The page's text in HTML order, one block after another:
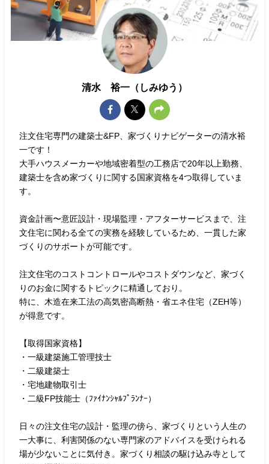
清水 裕一（しみゆう）
注文住宅専門の建築士&FP、家づくりナビゲーターの清水裕
一です！
大手ハウスメーカーや地域密着型の工務店で20年以上勤務、
建築士を含め家づくりに関する国家資格を4つ取得していま
す。
資金計画〜意匠設計・現場監理・アフターサービスまで、注
文住宅に関わる全ての実務を経験しているため、一貫した家
づくりのサポートが可能です。
注文住宅のコストコントロールやコストダウンなど、家づく
りのお金に関するトピックに精通しており。
特に、木造在来工法の高気密高断熱・省エネ住宅（ZEH等）
が得意です。
【取得国家資格】
・一級建築施工管理技士
・二級建築士
・宅地建物取引士
・二級FP技能士（ﾌｧｲﾅﾝｼｬﾙﾌﾟﾗﾝﾅｰ）
日々の注文住宅の設計・監理の傍ら、家づくりという人生の
一大事に、利害関係のない専門家のアドバイスを受けられる
場が少ないことに気付き。家づくり相談の駆け込み寺として